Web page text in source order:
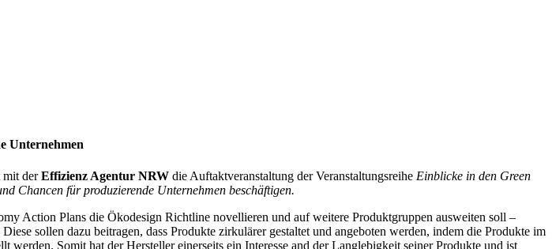
Unternehmen
mit derEffizienz Agentur NRW die Auftaktveranstaltung der Veranstaltungsreihe Einblicke in den Green
Chancen für produzierende Unternehmen beschäftigen.
Action Plans die Ökodesign Richtline novellieren und auf weitere Produktgruppen ausweiten soll –
sollen dazu beitragen, dass Produkte zirkulärer gestaltet und angeboten werden, indem die Produkte im
Somit hat der Hersteller einerseits ein Interesse and der Langlebigkeit seiner Produkte und ist